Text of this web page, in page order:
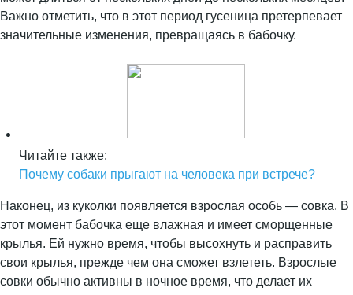
Важно отметить, что в этот период гусеница претерпевает
значительные изменения, превращаясь в бабочку.
Читайте также:
Почему собаки прыгают на человека при встрече?
Наконец, из куколки появляется взрослая особь — совка. В
этот момент бабочка еще влажная и имеет сморщенные
крылья. Ей нужно время, чтобы высохнуть и расправить
свои крылья, прежде чем она сможет взлететь. Взрослые
совки обычно активны в ночное время, что делает их